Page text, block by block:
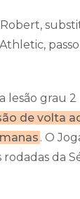
lesão grau
de volta
. O
rodadas da